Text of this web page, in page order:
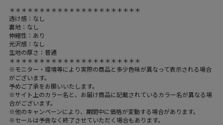
＊＊＊＊＊＊＊＊＊＊＊＊＊＊＊＊＊＊＊＊＊＊
透け感：なし
裏地：なし
伸縮性：あり
光沢感：なし
生地の厚さ：普通
＊＊＊＊＊＊＊＊＊＊＊＊＊＊＊＊＊＊＊＊＊＊
※モニター・環境等により実際の商品と多少色味が異なって表示される場合
がございます。
予めご了承をお願いいたします。
※サイト上のカラー名と、お届け商品に記載されているカラー名が異なる場
合がございます。
※他のキャンペーンにより、期間中に価格が変動する場合があります。
※セールは予告なく終了させていただく場合もあります。